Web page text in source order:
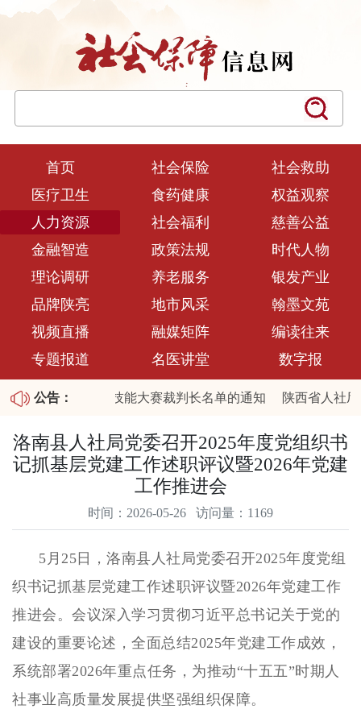
首页 社会保险
社会救助
医疗卫生
食药健康
权益观察
人力资源
社会福利
慈善公益
金融智造
政策法规
时代人物
理论调研
养老服务
银发产业
品牌陕亮
地市风采
翰墨文苑
视频直播
融媒矩阵
编读往来
专题报道
名医讲堂 数字报
公告：
布陕西省2026职业技能大赛裁判长名单的通知 陕西省人社
年第四批拖欠农民工工资失信联合惩戒对象名单和重大劳动保
洛南县人社局党委召开2025年度党组织书
记抓基层党建工作述职评议暨2026年党建
工作推进会
时间：2026-05-26 访问量：1169
5月25日，洛南县人社局党委召开2025年度党组
织书记抓基层党建工作述职评议暨2026年党建工作
推进会。会议深入学习贯彻习近平总书记关于党的
建设的重要论述，全面总结2025年党建工作成效，
系统部署2026年重点任务，为推动“十五五”时期人
社事业高质量发展提供坚强组织保障。